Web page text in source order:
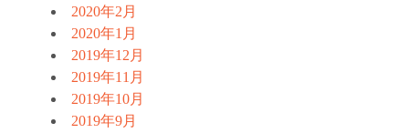
2020年2月
2020年1月
2019年12月
2019年11月
2019年10月
2019年9月